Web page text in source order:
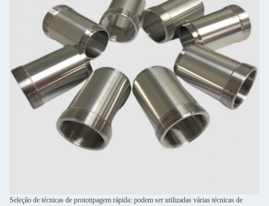
Seleção de técnicas de prototipagem rápida: podem ser utilizadas várias técnicas de